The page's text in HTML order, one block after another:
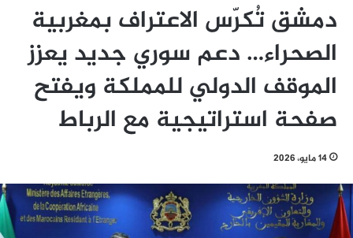
دمشق تُكرّس الاعتراف بمغربية
الصحراء… دعم سوري جديد يعزز
الموقف الدولي للمملكة ويفتح
صفحة استراتيجية مع الرباط
14 مايو، 2026